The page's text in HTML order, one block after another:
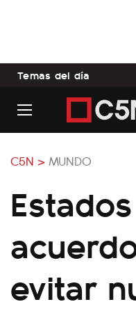
Temas del día
C5N > MUNDO
evitar